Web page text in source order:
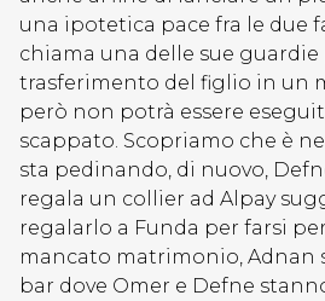
una ipotetica pace fra le due
chiama una delle sue guardie
trasferimento del figlio in un
però non potrà essere
scappato. Scopriamo che è
sta pedinando, di nuovo,
regala un collier ad Alpay
regalarlo a Funda per farsi
mancato matrimonio, Adnan
bar dove Omer e Defne